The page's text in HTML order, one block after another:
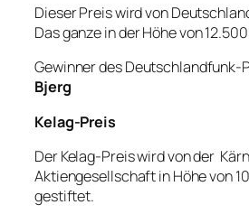
Dieser Preis wird von
Das ganze in der Höhe von
Gewinner des Deutschlandfunk-
Bjerg
Kelag-Preis
Der Kelag-Preis wird von der
Aktiengesellschaft in Höhe von
gestiftet.